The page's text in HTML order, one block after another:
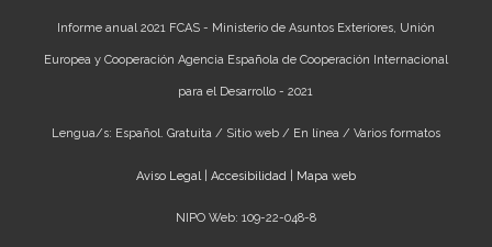
Informe anual 2021 FCAS - Ministerio de Asuntos Exteriores, Unión
Europea y Cooperación Agencia Española de Cooperación Internacional
para el Desarrollo - 2021
Lengua/s: Español. Gratuita / Sitio web / En línea / Varios formatos
Aviso Legal| Accesibilidad Mapa web
NIPO Web: 109-22-048-8